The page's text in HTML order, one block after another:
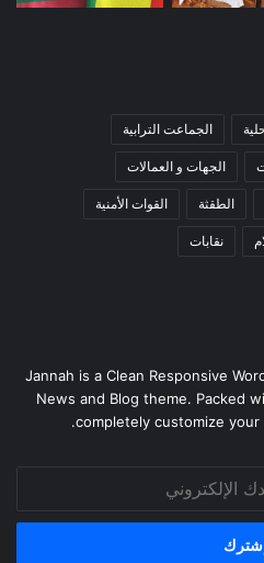
الجماعت الترابية
الجهات و العمالات
الطقثة القوات الأمنية
نقابات
Jannah is a Clean Responsive
News and Blog theme. Packed
completely customize